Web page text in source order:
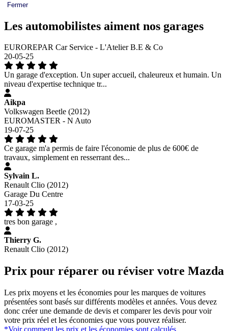
Fermer
Les automobilistes aiment nos garages
EUROREPAR Car Service - L'Atelier B.E & Co
20-05-25
Un garage d'exception. Un super accueil, chaleureux et humain. Un
niveau d'expertise technique tr...
Aikpa
Volkswagen Beetle (2012)
EUROMASTER - N Auto
19-07-25
Ce garage m'a permis de faire l'économie de plus de 600€ de
travaux, simplement en resserrant des...
Sylvain L.
Renault Clio (2012)
Garage Du Centre
17-03-25
tres bon garage ,
Thierry G.
Renault Clio (2012)
Prix pour réparer ou réviser votre Mazda
Les prix moyens et les économies pour les marques de voitures
présentées sont basés sur différents modèles et années. Vous devez
donc créer une demande de devis et comparer les devis pour voir
votre prix réel et les économies que vous pouvez réaliser.